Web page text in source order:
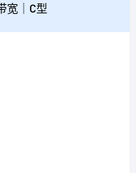
宽｜C型